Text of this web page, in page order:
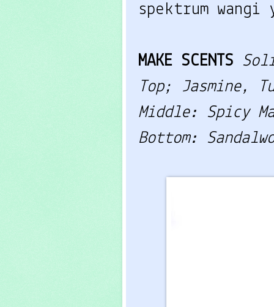
spektrum
MAKE SCENTS
Top; Jasmine,
Middle: Spicy
Bottom: